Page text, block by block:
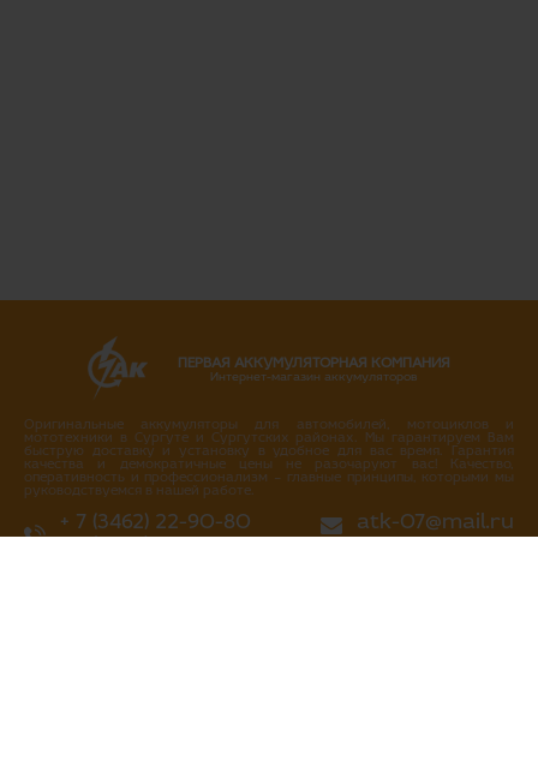
ПЕРВАЯ АККУМУЛЯТОРНАЯ КОМПАНИЯ
Интернет-магазин аккумуляторов
Оригинальные аккумуляторы для автомобилей, мотоциклов и
мототехники в Сургуте и Сургутских районах. Мы гарантируем Вам
быструю доставку и установку в удобное для вас время. Гарантия
качества и демократичные цены не разочаруют вас! Качество,
оперативность и профессионализм – главные принципы, которыми мы
руководствуемся в нашей работе.
+ 7 (3462) 22-90-80
atk-07@mail.ru